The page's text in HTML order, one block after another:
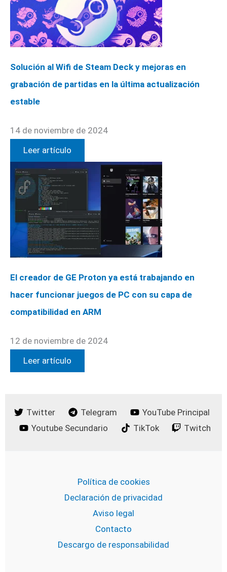
Solución al Wifi de Steam Deck y mejoras en
grabación de partidas en la última actualización
estable
14 de noviembre de 2024
Leer artículo
El creador de GE Proton ya está trabajando en
hacer funcionar juegos de PC con su capa de
compatibilidad en ARM
12 de noviembre de 2024
Leer artículo
Twitter Telegram
YouTube Principal
Youtube Secundario
TikTok Twitch
Política de cookies
Declaración de privacidad
Aviso legal
Contacto
Descargo de responsabilidad